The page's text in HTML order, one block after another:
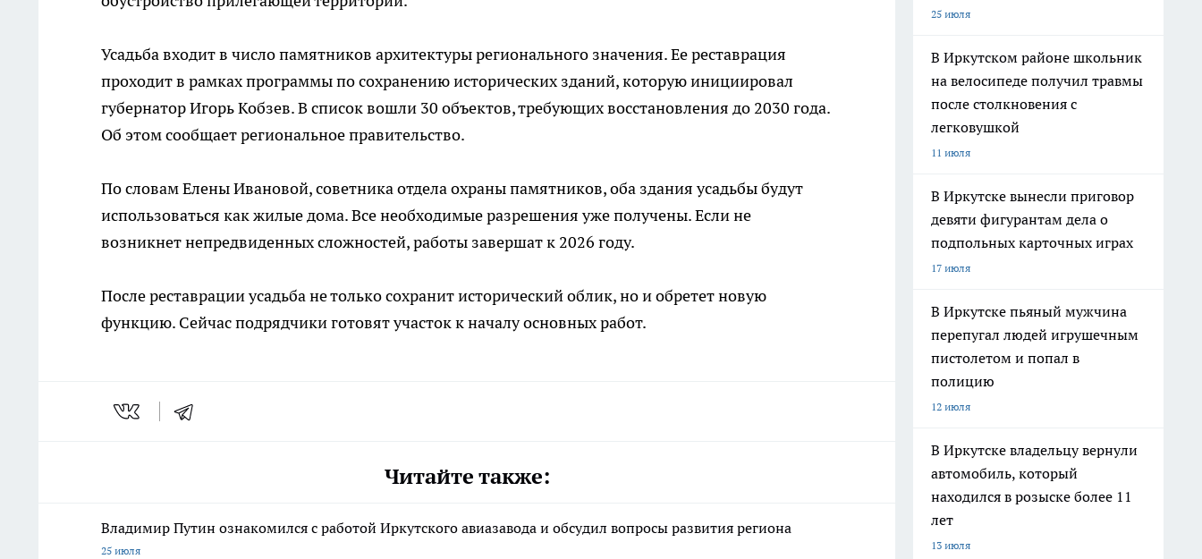
Усадьба входит в число памятников архитектуры регионального значения. Ее реставрация
проходит в рамках программы по сохранению исторических зданий, которую инициировал
губернатор Игорь Кобзев. В список вошли 30 объектов, требующих восстановления до 2030 года.
Об этом сообщает региональное правительство.
По словам Елены Ивановой, советника отдела охраны памятников, оба здания усадьбы будут
использоваться как жилые дома. Все необходимые разрешения уже получены. Если не
возникнет непредвиденных сложностей, работы завершат к 2026 году.
После реставрации усадьба не только сохранит исторический облик, но и обретет новую
функцию. Сейчас подрядчики готовят участок к началу основных работ.
Читайте также:
Владимир Путин ознакомился с работой Иркутского авиазавода и обсудил вопросы развития региона
25 июля
25 июля
В Иркутском районе школьник
на велосипеде получил травмы
после столкновения с
легковушкой
11 июля
В Иркутске вынесли приговор
девяти фигурантам дела о
подпольных карточных играх
17 июля
В Иркутске пьяный мужчина
перепугал людей игрушечным
пистолетом и попал в
полицию
12 июля
В Иркутске владельцу вернули
автомобиль, который
находился в розыске более 11
лет
13 июля